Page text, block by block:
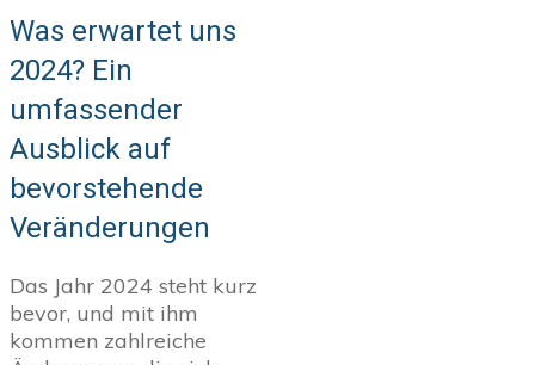
Was erwartet uns
2024? Ein
umfassender
Ausblick auf
bevorstehende
Veränderungen
Das Jahr 2024 steht kurz
bevor, und mit ihm
kommen zahlreiche